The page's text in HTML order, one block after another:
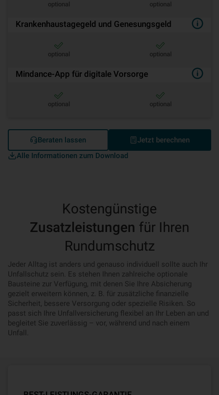
optional optional
Krankenhaustagegeld und Genesungsgeld
optional optional
Mindance-App für digitale Vorsorge
optional optional
Alle Informationen zum Download
Beraten lassen Jetzt berechnen
Kostengünstige
Zusatzleistungen für Ihren
Rundumschutz
Jeder Alltag ist anders und genauso individuell sollte auch Ihr
Unfallschutz sein. Es stehen Ihnen zahlreiche optionale
Bausteine zur Verfügung, mit denen Sie Ihre Absicherung
gezielt erweitern können, z. B. für zusätzliche finanzielle
Sicherheit, bessere Versorgung oder spezielle Risiken. So
passt sich Ihre Unfallversicherung flexibel an Ihr Leben an und
begleitet Sie zuverlässig – vor, während und nach einem
Unfall.